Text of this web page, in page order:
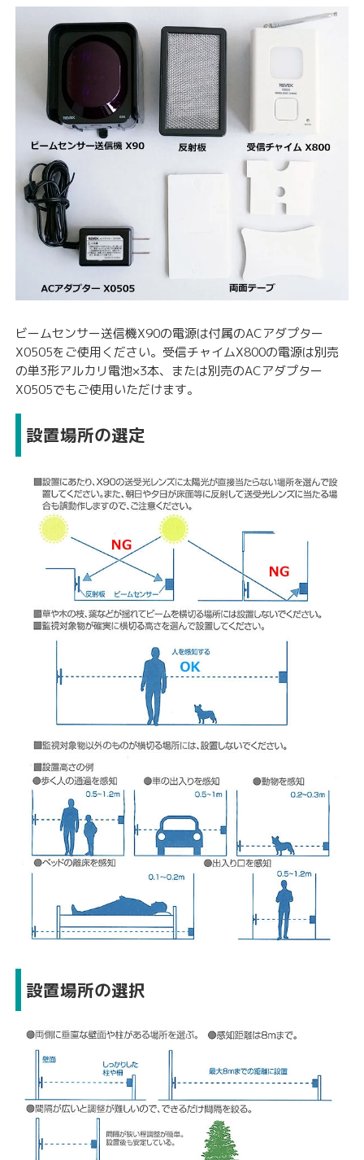
ビームセンサー送信機X90の電源は付属のACアダプター
X0505をご使用ください。受信チャイムX800の電源は別売
の単3形アルカリ電池×3本、または別売のACアダプター
X0505でもご使用いただけます。
設置場所の選定
設置場所の選択